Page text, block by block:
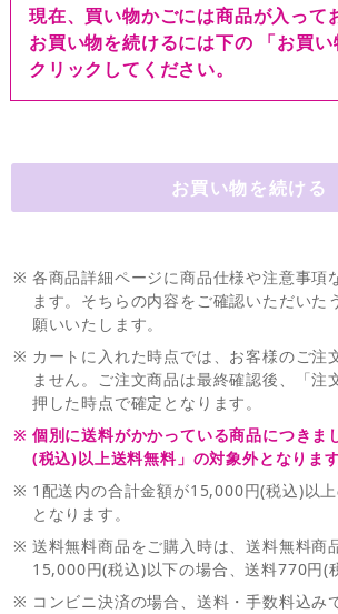
現在、買い物かごには商品が入って
お買い物を続けるには下の 「お買
クリックしてください。
※ 各商品詳細ページに商品仕様や注意事項
ます。そちらの内容をご確認いただいた
願いいたします。
※ カートに入れた時点では、お客様のご注
ません。ご注文商品は最終確認後、「注
押した時点で確定となります。
※ 個別に送料がかかっている商品につきま
(税込)以上送料無料」の対象外となります
※ 1配送内の合計金額が15,000円(税込)以
となります。
※ 送料無料商品をご購入時は、送料無料商
15,000円(税込)以下の場合、送料770円(
※ コンビニ決済の場合、送料・手数料込み